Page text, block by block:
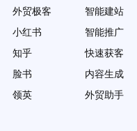
外贸极客
小红书
知乎
脸书
领英
智能建站
智能推广
快速获客
内容生成
外贸助手